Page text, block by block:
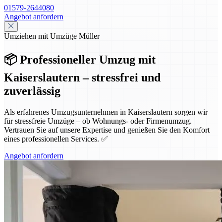
01579-2644080
Angebot anfordern
Umziehen mit Umzüge Müller
📦 Professioneller Umzug mit
Kaiserslautern – stressfrei und
zuverlässig
Als erfahrenes Umzugsunternehmen in Kaiserslautern sorgen wir
für stressfreie Umzüge – ob Wohnungs- oder Firmenumzug.
Vertrauen Sie auf unsere Expertise und genießen Sie den Komfort
eines professionellen Services. ✅
Angebot anfordern